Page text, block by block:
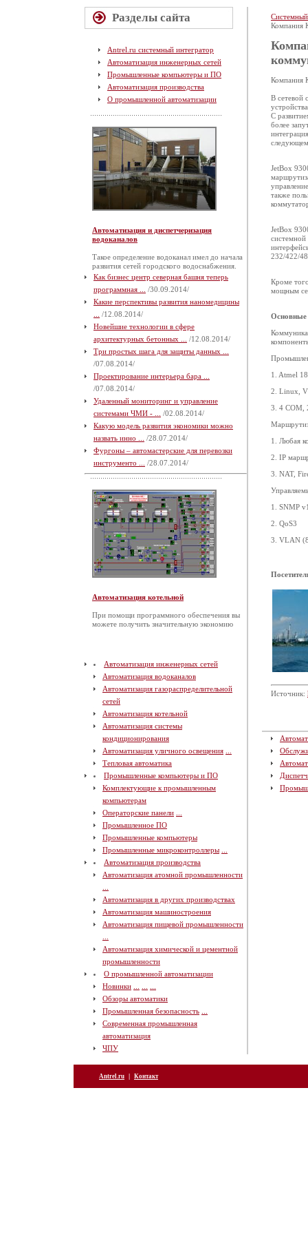
Разделы сайта
Antrel.ru системный интегратор
Автоматизация инженерных сетей
Промышленные компьютеры и ПО
Автоматизация производства
О промышленной автоматизации
Автоматизация и диспетчеризация
водоканалов
Такое определение водоканал имел до начала
развития сетей городского водоснабжения.
Как бизнес центр северная башня теперь
программная ...
/30.09.2014/
Какие перспективы развития наномедицины
/12.08.2014/
Новейшие технологии в сфере
архитектурных бетонных ...
/12.08.2014/
Три простых шага для защиты данных ...
/07.08.2014/
Проектирование интерьера бара ...
/07.08.2014/
Удаленный мониторинг и управление
системами ЧМИ - ...
/02.08.2014/
Какую модель развития экономики можно
назвать инно ...
/28.07.2014/
Фургоны – автомастерские для перевозки
инструменто ...
/28.07.2014/
Автоматизация котельной
При помощи программного обеспечения вы
можете получить значительную экономию
Автоматизация инженерных сетей
Автоматизация водоканалов
Автоматизация газораспределительной
сетей
Автоматизация котельной
Автоматизация системы
кондиционирования
Автоматизация уличного освещения
Тепловая автоматика
Промышленные компьютеры и ПО
Комплектующие к промышленным
компьютерам
Операторские панели
Промышленное ПО
Промышленные компьютеры
Промышленные микроконтроллеры
Автоматизация производства
Автоматизация атомной промышленности
Автоматизация в других производствах
Автоматизация машиностроения
Автоматизация пищевой промышленности
Автоматизация химической и цементной
промышленности
О промышленной автоматизации
Новинки
Обзоры автоматики
Промышленная безопасность
Современная промышленная
автоматизация
ЧПУ
Компания
Компания
В сетевой
С
более
JetBox
также
JetBox
232/422/
Кроме
мощным
Основные
1. Atmel
2. Linux,
3. 4 COM,
1. Любая
2. IP
3. NAT,
1. SNMP
2. QoS3
3. VLAN
Источник:
Antrel.ru | Контакт